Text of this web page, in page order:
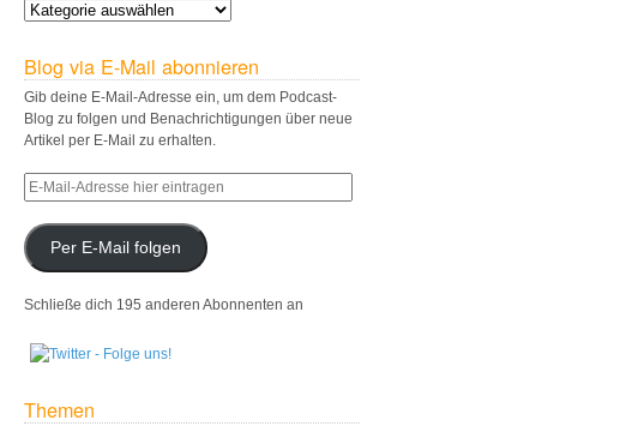
Blog via E-Mail abonnieren
Gib deine E-Mail-Adresse ein, um dem Podcast-
Blog zu folgen und Benachrichtigungen über neue
Artikel per E-Mail zu erhalten.
Per E-Mail folgen
Schließe dich 195 anderen Abonnenten an
Themen